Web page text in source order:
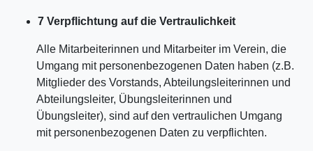
7 Verpflichtung auf die Vertraulichkeit
Alle Mitarbeiterinnen und Mitarbeiter im Verein, die
Umgang mit personenbezogenen Daten haben (z.B.
Mitglieder des Vorstands, Abteilungsleiterinnen und
Abteilungsleiter, Übungsleiterinnen und
Übungsleiter), sind auf den vertraulichen Umgang
mit personenbezogenen Daten zu verpflichten.